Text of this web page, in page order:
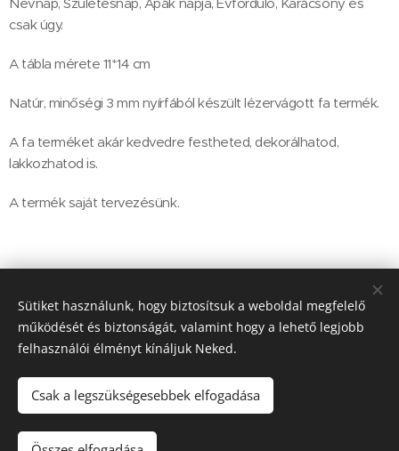
csak úgy.
A tábla mérete 11*14 cm
Natúr, minőségi 3 mm nyírfából készült lézervágott fa termék.
A fa terméket akár kedvedre festheted, dekorálhatod,
lakkozhatod is.
A termék saját tervezésünk.
2113 Erdőkertes Petőfi S. utca 29.
Sütik
Sütiket használunk, hogy biztosítsuk a weboldal megfelelő
működését és biztonságát, valamint hogy a lehető legjobb
felhasználói élményt kínáljuk Neked.
Csak a legszükségesebbek elfogadása